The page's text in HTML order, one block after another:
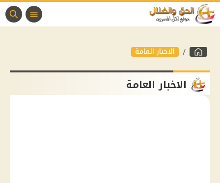
الاخبار العامة
الاخبار العامة